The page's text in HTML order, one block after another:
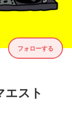
フォローする
スト